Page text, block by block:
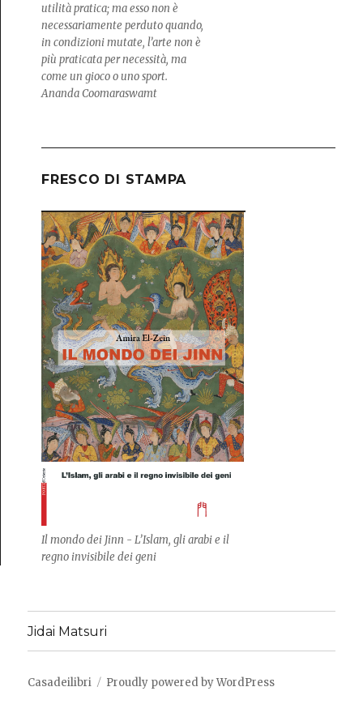
utilità pratica; ma esso non è
necessariamente perduto quando,
in condizioni mutate, l’arte non è
più praticata per necessità, ma
come un gioco o uno sport.
Ananda Coomaraswamt
FRESCO DI STAMPA
Il mondo dei Jinn - L’Islam, gli arabi e il
regno invisibile dei geni
Jidai Matsuri
Casadeilibri Proudly powered by WordPress